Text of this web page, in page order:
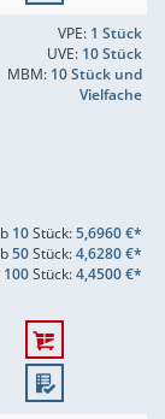
VPE: 1 Stück
UVE: 10 Stück
MBM: 10 Stück und
Vielfache
10Stück:5,6960 €*
50Stück:4,6280 €*
100Stück:4,4500 €*